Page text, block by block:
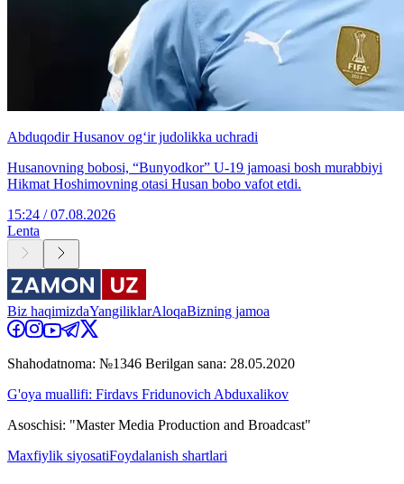
Abduqodir Husanov og‘ir judolikka uchradi
Husanovning bobosi, “Bunyodkor” U-19 jamoasi bosh murabbiyi
Hikmat Hoshimovning otasi Husan bobo vafot etdi.
15:24 / 07.08.2026
Lenta
Biz haqimizdaYangiliklarAloqaBizning jamoa
Shahodatnoma: №1346 Berilgan sana: 28.05.2020
G'oya muallifi: Firdavs Fridunovich Abduxalikov
Asoschisi: "Master Media Production and Broadcast"
Maxfiylik siyosatiFoydalanish shartlari